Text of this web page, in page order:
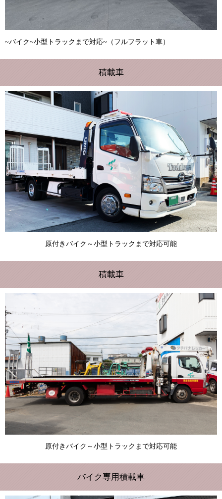
~バイク~小型トラックまで対応~（フルフラット車）
積載車
原付きバイク～小型トラックまで対応可能
積載車
原付きバイク～小型トラックまで対応可能
バイク専用積載車